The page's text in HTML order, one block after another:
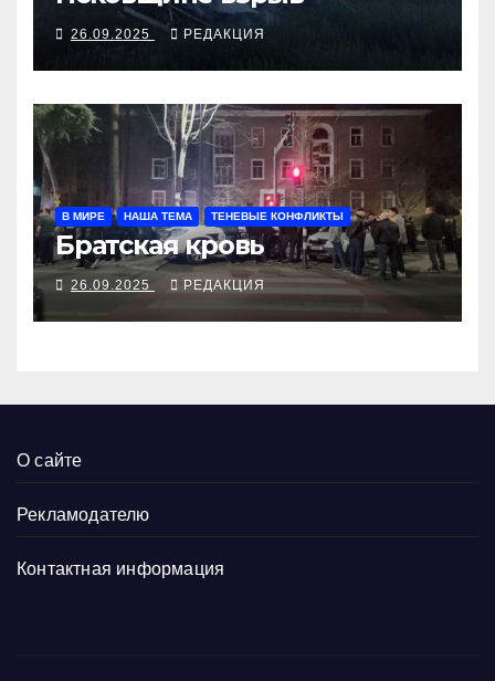
26.09.2025 РЕДАКЦИЯ
В МИРЕ НАША ТЕМА ТЕНЕВЫЕ КОНФЛИКТЫ
Братская кровь
26.09.2025 РЕДАКЦИЯ
О сайте
Рекламодателю
Контактная информация